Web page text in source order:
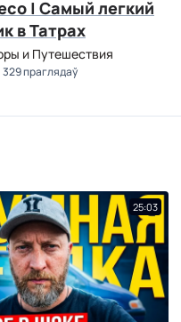
| Самый легкий
в Татрах
и Путешествия
329 праглядаў
25:03